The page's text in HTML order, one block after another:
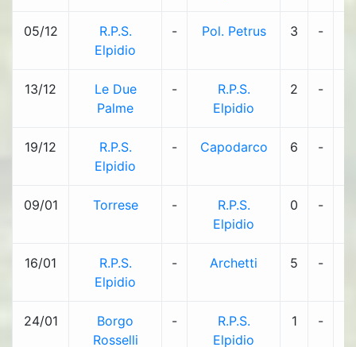
05/12
R.P.S.
Elpidio
- Pol. Petrus 3 -
13/12
Le Due
Palme
-
R.P.S.
Elpidio
2 -
19/12
R.P.S.
Elpidio
- Capodarco 6 -
09/01 Torrese -
R.P.S.
Elpidio
0 -
16/01
R.P.S.
Elpidio
- Archetti 5 -
24/01
Borgo
Rosselli
-
R.P.S.
Elpidio
1 -